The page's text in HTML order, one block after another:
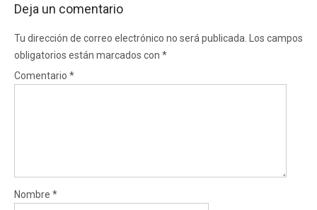
Deja un comentario
Tu dirección de correo electrónico no será publicada.
Los campos
obligatorios están marcados con *
Comentario *
Nombre *